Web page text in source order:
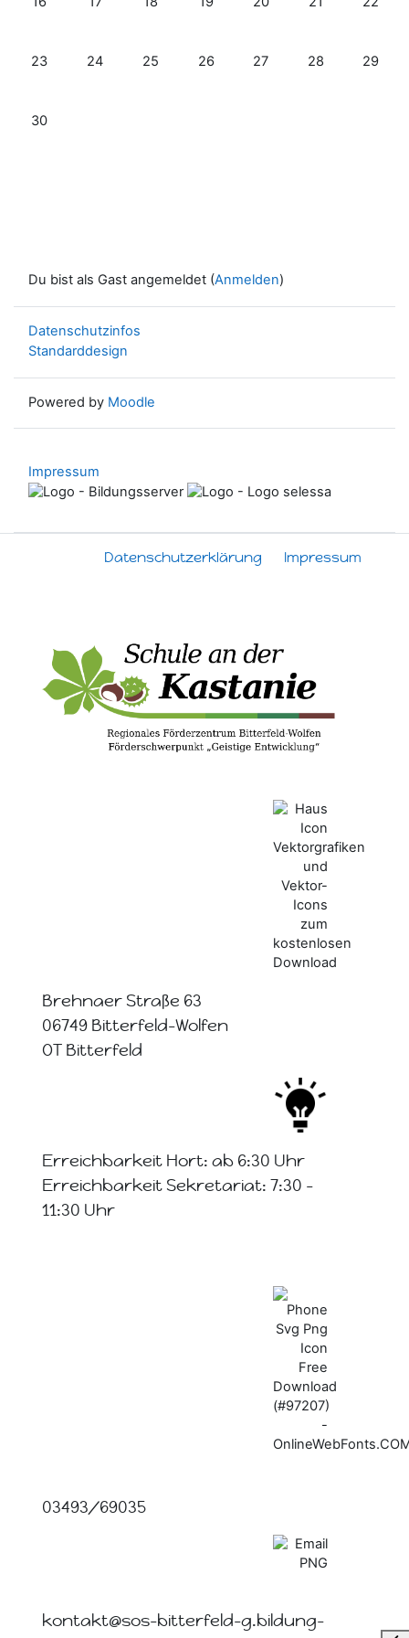
Keine Termine, Montag, 23. Juni
23 Keine Termine, Dienstag, 24. Juni
24 Keine Termine, Mittwoch, 25. Juni
25 Keine Termine, Donnerstag, 26.
26 Keine Termine, Freitag,
27 Keine Termine,
28 Keine
29
Keine Termine, Montag, 30. Juni
30
Du bist als Gast angemeldet (Anmelden)
Datenschutzinfos
Standarddesign
Powered by Moodle
Impressum
Datenschutzerklärung Impressum
Brehnaer Straße 63
06749 Bitterfeld-Wolfen
OT Bitterfeld
Erreichbarkeit Hort: ab 6:30 Uhr
Erreichbarkeit Sekretariat: 7:30 -
11:30 Uhr
03493/69035
kontakt@sos-bitterfeld-g.bildung-